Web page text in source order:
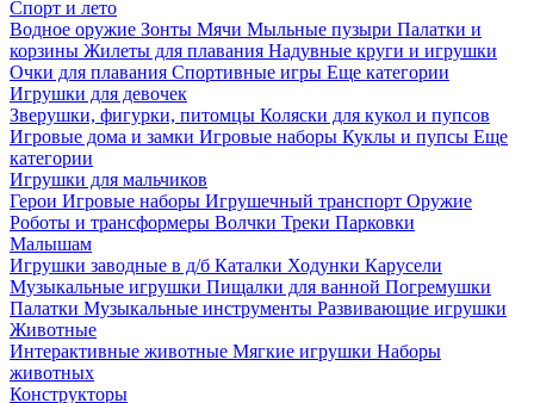
Спорт и лето
Водное оружие Зонты Мячи Мыльные пузыри Палатки и
корзины Жилеты для плавания Надувные круги и игрушки
Очки для плавания Спортивные игры Еще категории
Игрушки для девочек
Зверушки, фигурки, питомцы Коляски для кукол и пупсов
Игровые дома и замки Игровые наборы Куклы и пупсы Еще
категории
Игрушки для мальчиков
Герои Игровые наборы Игрушечный транспорт Оружие
Роботы и трансформеры Волчки Треки Парковки
Малышам
Игрушки заводные в д/б Каталки Ходунки Карусели
Музыкальные игрушки Пищалки для ванной Погремушки
Палатки Музыкальные инструменты Развивающие игрушки
Животные
Интерактивные животные Мягкие игрушки Наборы
животных
Конструкторы